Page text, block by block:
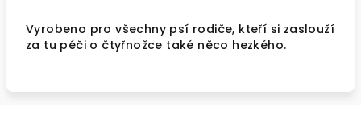
Vyrobeno pro všechny psí rodiče, kteří si zaslouží
za tu péči o čtyřnožce také něco hezkého.